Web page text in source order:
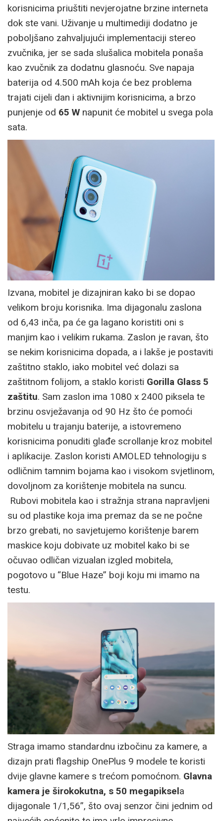
korisnicima priuštiti nevjerojatne brzine interneta
dok ste vani. Uživanje u multimediji dodatno je
poboljšano zahvaljujući implementaciji stereo
zvučnika, jer se sada slušalica mobitela ponaša
kao zvučnik za dodatnu glasnoću. Sve napaja
baterija od 4.500 mAh koja će bez problema
trajati cijeli dan i aktivnijim korisnicima, a brzo
punjenje od 65 W napunit će mobitel u svega pola
sata.
Izvana, mobitel je dizajniran kako bi se dopao
velikom broju korisnika. Ima dijagonalu zaslona
od 6,43 inča, pa će ga lagano koristiti oni s
manjim kao i velikim rukama. Zaslon je ravan, što
se nekim korisnicima dopada, a i lakše je postaviti
zaštitno staklo, iako mobitel već dolazi sa
zaštitnom folijom, a staklo koristi Gorilla Glass 5
zaštitu. Sam zaslon ima 1080 x 2400 piksela te
brzinu osvježavanja od 90 Hz što će pomoći
mobitelu u trajanju baterije, a istovremeno
korisnicima ponuditi glađe scrollanje kroz mobitel
i aplikacije. Zaslon koristi AMOLED tehnologiju s
odličnim tamnim bojama kao i visokom svjetlinom,
dovoljnom za korištenje mobitela na suncu.
Rubovi mobitela kao i stražnja strana napravljeni
su od plastike koja ima premaz da se ne počne
brzo grebati, no savjetujemo korištenje barem
maskice koju dobivate uz mobitel kako bi se
očuvao odličan vizualan izgled mobitela,
pogotovo u “Blue Haze” boji koju mi imamo na
testu.
Straga imamo standardnu izbočinu za kamere, a
dizajn prati flagship OnePlus 9 modele te koristi
dvije glavne kamere s trećom pomoćnom. Glavna
kamera je širokokutna, s 50 megapiksela
dijagonale 1/1,56”, što ovaj senzor čini jednim od